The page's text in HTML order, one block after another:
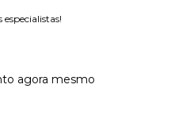
agora mesmo